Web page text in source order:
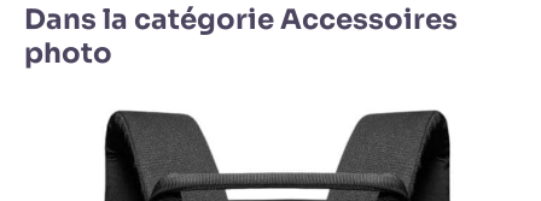
Dans la catégorie Accessoires
photo